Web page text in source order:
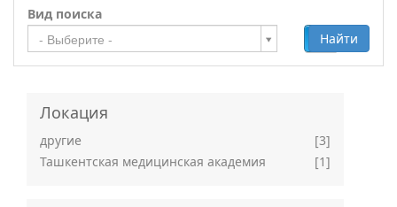
Вид поиска
- Выберите - Добавить
Найти
Локация
другие
[3]
Ташкентская медицинская академия
[1]